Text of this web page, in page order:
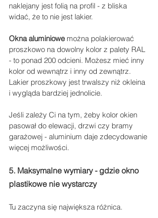
naklejany jest folią na profil - z bliska
widać, że to nie jest lakier.
Okna aluminiowe można polakierować
proszkowo na dowolny kolor z palety RAL
- to ponad 200 odcieni. Możesz mieć inny
kolor od wewnątrz i inny od zewnątrz.
Lakier proszkowy jest trwalszy niż okleina
i wygląda bardziej jednolicie.
Jeśli zależy Ci na tym, żeby kolor okien
pasował do elewacji, drzwi czy bramy
garażowej - aluminium daje zdecydowanie
więcej możliwości.
5. Maksymalne wymiary - gdzie okno
plastikowe nie wystarczy
Tu zaczyna się największa różnica.